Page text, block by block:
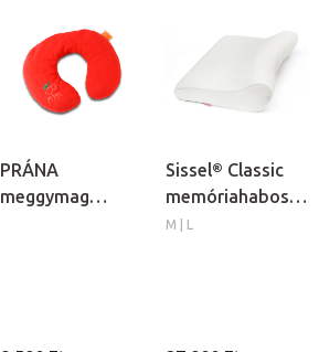
PRÁNA
meggymag
Sissel® Classic
memóriahabos
ortopéd párna
M | L